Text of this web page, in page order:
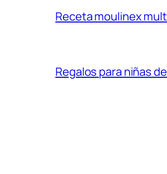
Receta moulinex
Regalos para niñas